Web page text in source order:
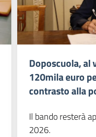
Doposcuola, al
120mila euro
contrasto alla
Il bando resterà
2026.